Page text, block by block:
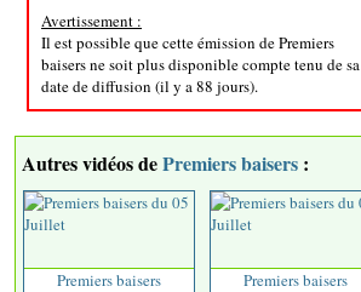
Avertissement :
Il est possible que cette émission de Premiers
baisers ne soit plus disponible compte tenu de sa
date de diffusion (il y a 88 jours).
Autres vidéos dePremiers baisers :
Premiers baisers
Premiers baisers